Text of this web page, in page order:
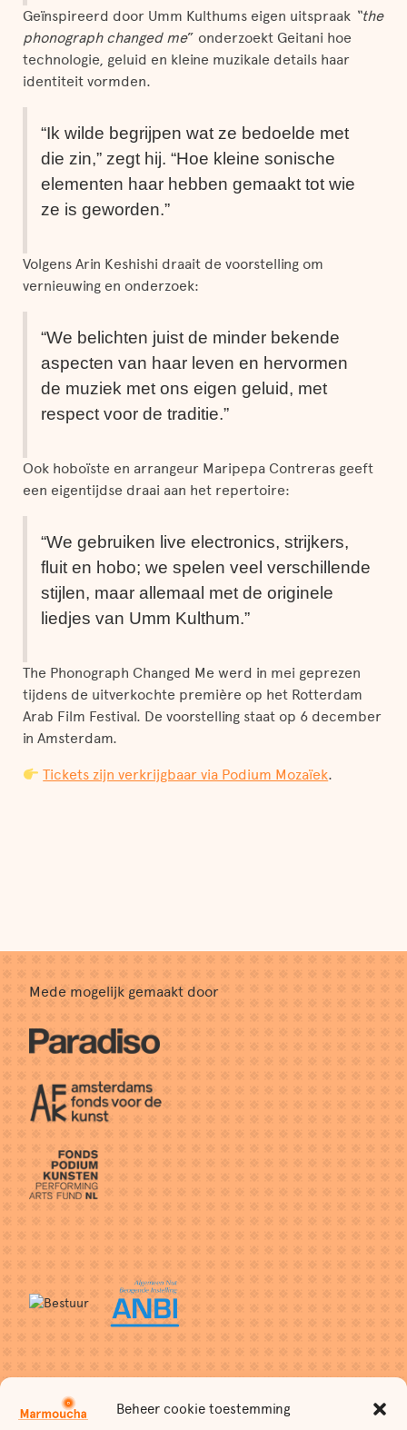
Beheer cookie toestemming
Geïnspireerd door Umm Kulthums eigen uitspraak “the
phonograph changed me” onderzoekt Geitani hoe
technologie, geluid en kleine muzikale details haar
identiteit vormden.
“Ik wilde begrijpen wat ze bedoelde met
die zin,” zegt hij. “Hoe kleine sonische
elementen haar hebben gemaakt tot wie
ze is geworden.”
Volgens Arin Keshishi draait de voorstelling om
vernieuwing en onderzoek:
“We belichten juist de minder bekende
aspecten van haar leven en hervormen
de muziek met ons eigen geluid, met
respect voor de traditie.”
Ook hoboïste en arrangeur Maripepa Contreras geeft
een eigentijdse draai aan het repertoire:
“We gebruiken live electronics, strijkers,
fluit en hobo; we spelen veel verschillende
stijlen, maar allemaal met de originele
liedjes van Umm Kulthum.”
The Phonograph Changed Me werd in mei geprezen
tijdens de uitverkochte première op het Rotterdam
Arab Film Festival. De voorstelling staat op 6 december
in Amsterdam.
Tickets zijn verkrijgbaar via Podium Mozaïek.
Mede mogelijk gemaakt door
Contact
Stichting Marmoucha